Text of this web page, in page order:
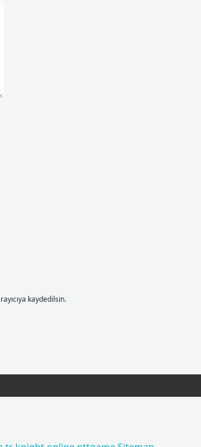
kaydedilsin.